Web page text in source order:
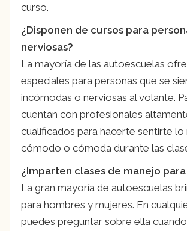
curso.
¿Disponen de cursos para
nerviosas?
La mayoría de las autoescuelas
especiales para personas que se
incómodas o nerviosas al volante.
cuentan con profesionales
cualificados para hacerte sentirte lo
cómodo o cómoda durante las
¿Imparten clases de manejo
La gran mayoría de autoescuelas
para hombres y mujeres. En
puedes preguntar sobre ella